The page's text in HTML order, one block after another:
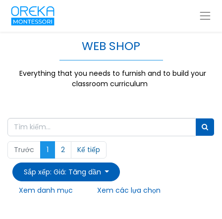
WEB SHOP
Everything that you needs to furnish and to build your
classroom curriculum
Trước 1 2 Kế tiếp
Sắp xếp: Giá: Tăng dần
Xem danh mục
Xem các lựa chọn